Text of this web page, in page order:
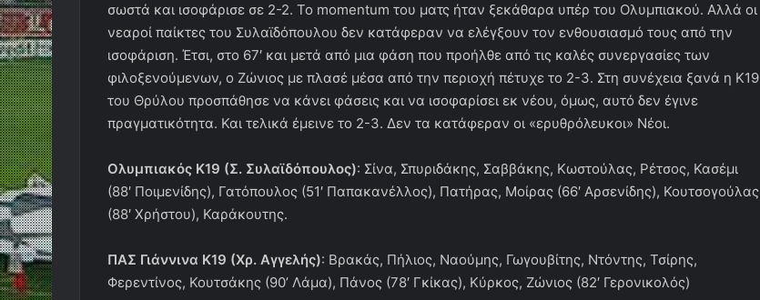
σωστά και ισοφάρισε σε 2-2. Το momentum του ματς ήταν ξεκάθαρα υπέρ του Ολυμπιακού. Αλλά οι
νεαροί παίκτες του Συλαϊδόπουλου δεν κατάφεραν να ελέγξουν τον ενθουσιασμό τους από την
ισοφάριση. Έτσι, στο 67′ και μετά από μια φάση που προήλθε από τις καλές συνεργασίες των
φιλοξενούμενων, ο Ζώνιος με πλασέ μέσα από την περιοχή πέτυχε το 2-3. Στη συνέχεια ξανά η Κ19
του Θρύλου προσπάθησε να κάνει φάσεις και να ισοφαρίσει εκ νέου, όμως, αυτό δεν έγινε
πραγματικότητα. Και τελικά έμεινε το 2-3. Δεν τα κατάφεραν οι «ερυθρόλευκοι» Νέοι.
Ολυμπιακός Κ19 (Σ. Συλαϊδόπουλος): Σίνα, Σπυριδάκης, Σαββάκης, Κωστούλας, Ρέτσος, Κασέμι
(88′ Ποιμενίδης), Γατόπουλος (51′ Παπακανέλλος), Πατήρας, Μοίρας (66′ Αρσενίδης), Κουτσογούλας
(88′ Χρήστου), Καράκουτης.
ΠΑΣ Γιάννινα Κ19 (Χρ. Αγγελής): Βρακάς, Πήλιος, Ναούμης, Γωγουβίτης, Ντόντης, Τσίρης,
Φερεντίνος, Κουτσάκης (90’ Λάμα), Πάνος (78′ Γκίκας), Κύρκος, Ζώνιος (82′ Γερονικολός)